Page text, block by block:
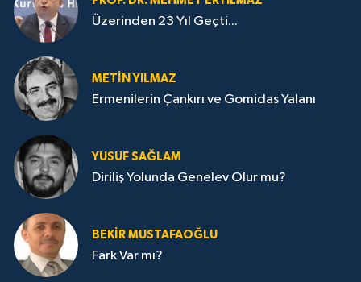
Üzerinden 23 Yıl Geçti...
METIN YILMAZ
Ermenilerin Çankırı ve Gomidas Yalanı
YUSUF SAĞLAM
Diriliş Yolunda Genelev Olur mu?
BEKIR MUSTAFAOĞLU
Fark Var mı?